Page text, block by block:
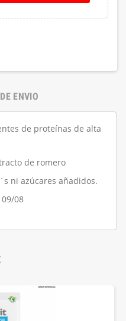
ENVIO
de proteínas de alta
de romero
ni azúcares añadidos.
08